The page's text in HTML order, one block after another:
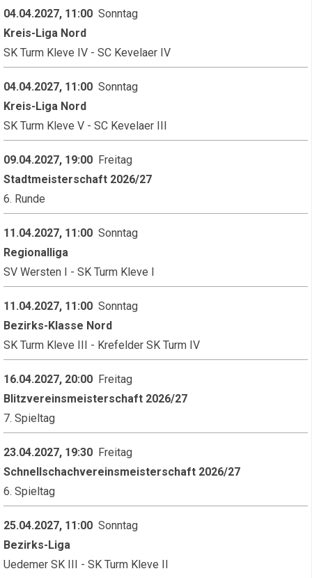
04.04.2027, 11:00 Sonntag
Kreis-Liga Nord
SK Turm Kleve IV - SC Kevelaer IV
04.04.2027, 11:00 Sonntag
Kreis-Liga Nord
SK Turm Kleve V - SC Kevelaer III
09.04.2027, 19:00 Freitag
Stadtmeisterschaft 2026/27
6. Runde
11.04.2027, 11:00 Sonntag
Regionalliga
SV Wersten I - SK Turm Kleve I
11.04.2027, 11:00 Sonntag
Bezirks-Klasse Nord
SK Turm Kleve III - Krefelder SK Turm IV
16.04.2027, 20:00 Freitag
Blitzvereinsmeisterschaft 2026/27
7. Spieltag
23.04.2027, 19:30 Freitag
Schnellschachvereinsmeisterschaft 2026/27
6. Spieltag
25.04.2027, 11:00 Sonntag
Bezirks-Liga
Uedemer SK III - SK Turm Kleve II